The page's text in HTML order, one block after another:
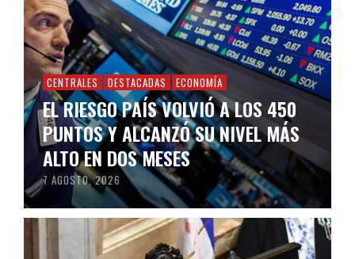
CENTRALES DESTACADAS ECONOMÍA
EL RIESGO PAÍS VOLVIÓ A LOS 450
PUNTOS Y ALCANZÓ SU NIVEL MÁS
ALTO EN DOS MESES
7 AGOSTO, 2026